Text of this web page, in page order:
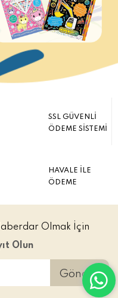
SSL GÜVENLİ
ÖDEME SİSTEMİ
HAVALE İLE
ÖDEME
Olmak İçin
Olun
Gönder